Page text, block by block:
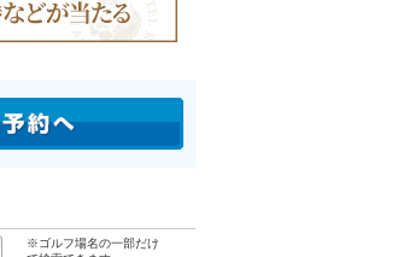
※ゴルフ場名の一部だけ